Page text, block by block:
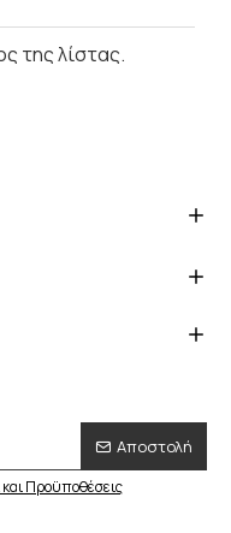
της λίστας.
Αποστολή
Προϋποθέσεις